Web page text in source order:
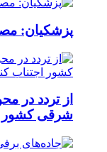
پزشکیان:
از تردد در
شرقی کشور